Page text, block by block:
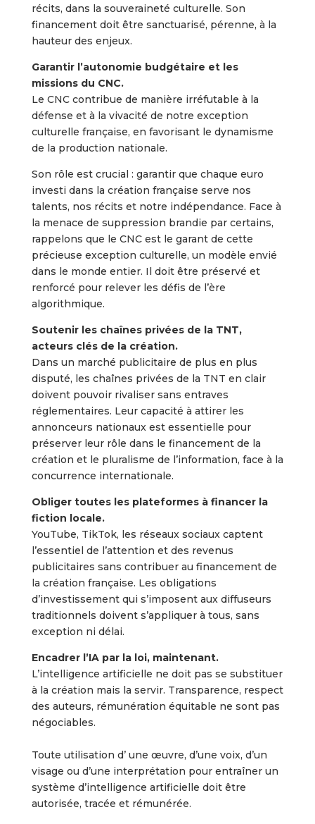
récits, dans la souveraineté culturelle. Son
financement doit être sanctuarisé, pérenne, à la
hauteur des enjeux.
Garantir l’autonomie budgétaire et les
missions du CNC.
Le CNC contribue de manière irréfutable à la
défense et à la vivacité de notre exception
culturelle française, en favorisant le dynamisme
de la production nationale.
Son rôle est crucial : garantir que chaque euro
investi dans la création française serve nos
talents, nos récits et notre indépendance. Face à
la menace de suppression brandie par certains,
rappelons que le CNC est le garant de cette
précieuse exception culturelle, un modèle envié
dans le monde entier. Il doit être préservé et
renforcé pour relever les défis de l’ère
algorithmique.
Soutenir les chaînes privées de la TNT,
acteurs clés de la création.
Dans un marché publicitaire de plus en plus
disputé, les chaînes privées de la TNT en clair
doivent pouvoir rivaliser sans entraves
réglementaires. Leur capacité à attirer les
annonceurs nationaux est essentielle pour
préserver leur rôle dans le financement de la
création et le pluralisme de l’information, face à la
concurrence internationale.
Obliger toutes les plateformes à financer la
fiction locale.
YouTube, TikTok, les réseaux sociaux captent
l’essentiel de l’attention et des revenus
publicitaires sans contribuer au financement de
la création française. Les obligations
d’investissement qui s’imposent aux diffuseurs
traditionnels doivent s’appliquer à tous, sans
exception ni délai.
Encadrer l’IA par la loi, maintenant.
L’intelligence artificielle ne doit pas se substituer
à la création mais la servir. Transparence, respect
des auteurs, rémunération équitable ne sont pas
négociables.
Toute utilisation d’ une œuvre, d’une voix, d’un
visage ou d’une interprétation pour entraîner un
système d’intelligence artificielle doit être
autorisée, tracée et rémunérée.